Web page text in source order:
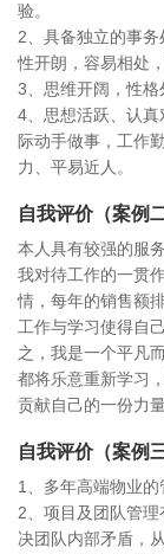
验。
2、具备独立的事
性开朗，容易相处
3、思维开阔，性格
4、思想活跃、认
际动手做事，工作
力、平易近人。
自我评价（案例二
本人具有较强的服
我对待工作的一贯
情，每年的销售额
工作与学习使得自
之，我是一个平凡
都将乐意重新学习
贡献自己的一份力量
自我评价（案例三
1、多年高端物业的
2、项目及团队管
决团队内部矛盾，